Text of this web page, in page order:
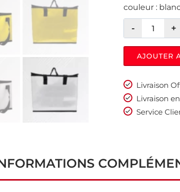
couleur :
AJOUTER
Livraison
Livraison
Service